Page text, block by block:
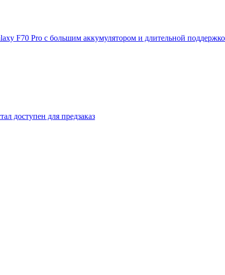
F70 Pro с большим аккумулятором и длительной
доступен для предзаказ